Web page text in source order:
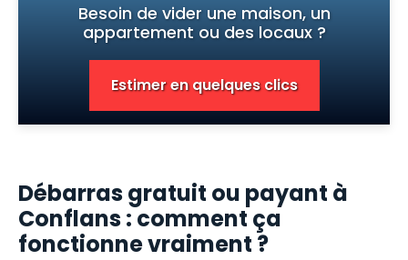
Besoin de vider une maison, un
appartement ou des locaux ?
Estimer en quelques clics
Débarras gratuit ou payant à
Conflans : comment ça
fonctionne vraiment ?